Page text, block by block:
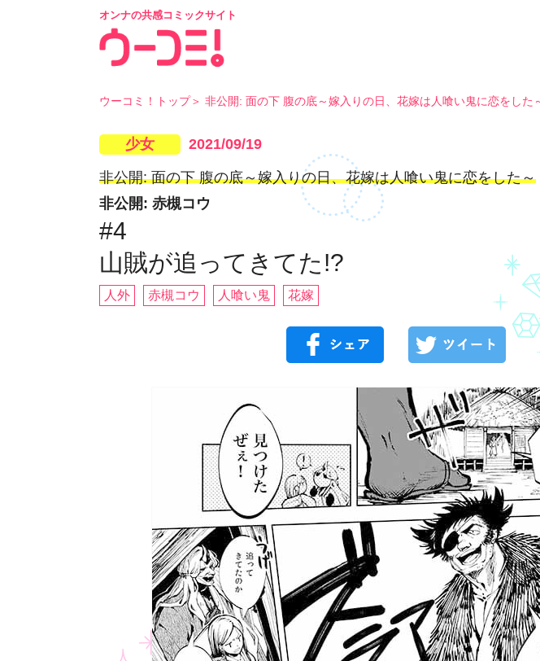
オンナの共感コミックサイト
ウーコミ！トップ 非公開: 面の下 腹の底～嫁入りの日、花嫁は人喰い鬼に恋をした
少女 2021/09/19
非公開: 面の下 腹の底～嫁入りの日、花嫁は人喰い鬼に恋をした～
非公開: 赤槻コウ
#4
山賊が追ってきてた!?
人外 赤槻コウ 人喰い鬼 花嫁